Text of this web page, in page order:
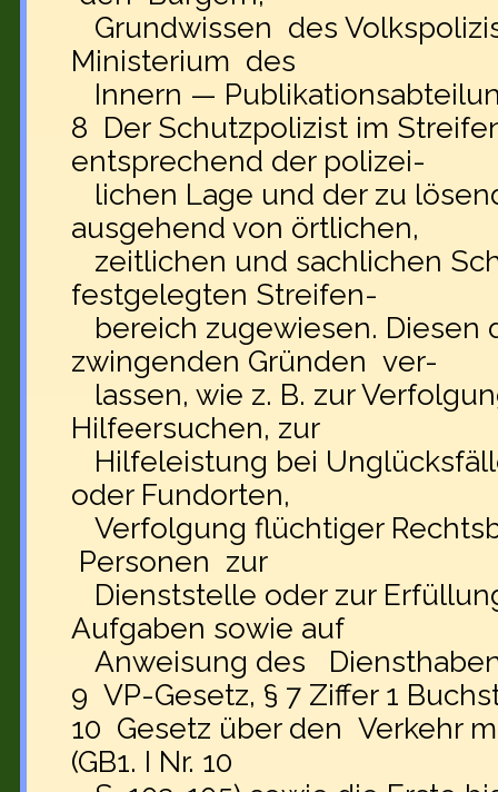
Grundwissen des
Ministerium des
Innern —
8 Der Schutzpolizist im
entsprechend der polizei-
lichen Lage und der zu
ausgehend von örtlichen,
zeitlichen und sachlichen
festgelegten Streifen-
bereich zugewiesen. Diesen
zwingenden Gründen ver-
lassen, wie z. B. zur
Hilfeersuchen, zur
Hilfeleistung bei
oder Fundorten,
Verfolgung flüchtiger
Personen zur
Dienststelle oder zur
Aufgaben sowie auf
Anweisung des
9 VP-Gesetz, § 7 Ziffer 1
10 Gesetz über den Verkehr
(GB1. I Nr. 10